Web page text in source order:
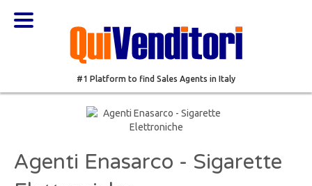
#1 Platform to find Sales Agents in Italy
Agenti Enasarco - Sigarette